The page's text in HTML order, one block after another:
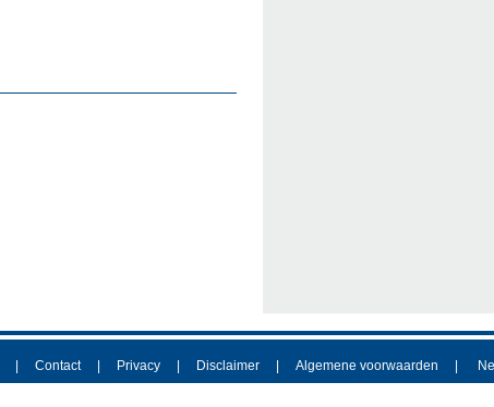
Contact Privacy Disclaimer Algemene voorwaarden